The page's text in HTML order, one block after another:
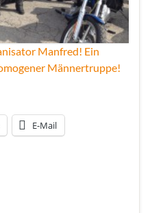
Manfred! Ein
Männertruppe!
E-Mail